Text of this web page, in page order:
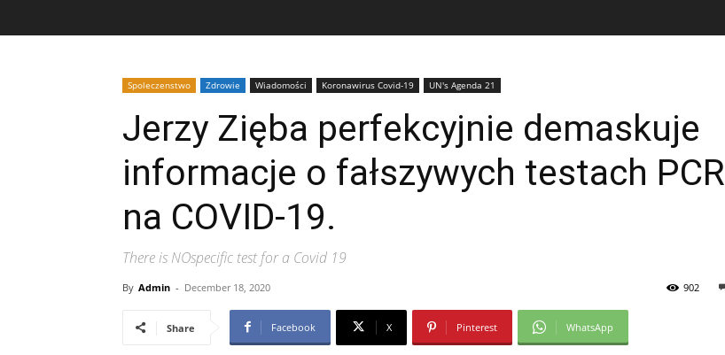
Spoleczenstwo Zdrowie Wiadomości Koronawirus Covid-19 UN's Agenda 21
Jerzy Zięba perfekcyjnie demaskuje
informacje o fałszywych testach PCR
na COVID-19.
There is NOspecific test for a Covid 19
By Admin - December 18, 2020 902
Share Facebook X Pinterest WhatsApp